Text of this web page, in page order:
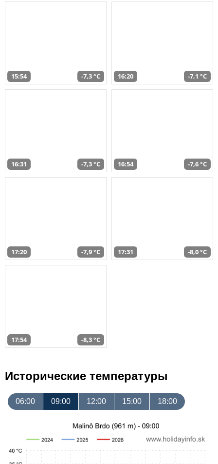
15:54 -7,3 °C 16:20 -7,1 °C
16:31 -7,3 °C 16:54 -7,6 °C
17:20 -7,9 °C 17:31 -8,0 °C
17:54 -8,3 °C
Исторические температуры
06:00 09:00 12:00 15:00 18:00